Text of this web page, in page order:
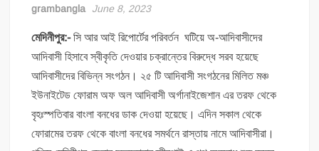
grambangla June 8, 2023
মেদিনীপুর:-সি আর আই রিপোর্টের পরিবর্তন ঘটিয়ে অ-আদিবাসীদের
আদিবাসী হিসাবে স্বীকৃতি দেওয়ার চক্রান্তের বিরুদ্ধে সরব হয়েছে
আদিবাসীদের বিভিন্ন সংগঠন। ২৫ টি আদিবাসী সংগঠনের মিলিত মঞ্চ
ইউনাইটেড ফোরাম অফ অল আদিবাসী অর্গানাইজেশান এর তরফ থেকে
বৃহঃস্পতিবার বাংলা বনধের ডাক দেওয়া হয়েছে। এদিন সকাল থেকে
ফোরামের তরফ থেকে বাংলা বনধের সমর্থনে রাস্তায় নামে আদিবাসীরা।